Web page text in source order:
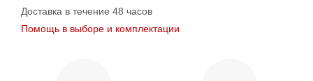
Доставка в течение 48 часов
Помощь в выборе и комплектации